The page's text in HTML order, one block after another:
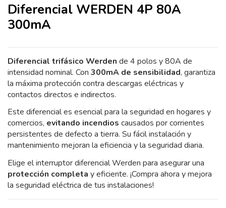
Diferencial WERDEN 4P 80A
300mA
Diferencial trifásico Werden de 4 polos y 80A de
intensidad nominal. Con 300mA de sensibilidad, garantiza
la máxima protección contra descargas eléctricas y
contactos directos e indirectos.
Este diferencial es esencial para la seguridad en hogares y
comercios, evitando incendios causados por corrientes
persistentes de defecto a tierra. Su fácil instalación y
mantenimiento mejoran la eficiencia y la seguridad diaria.
Elige el interruptor diferencial Werden para asegurar una
protección completa y eficiente. ¡Compra ahora y mejora
la seguridad eléctrica de tus instalaciones!